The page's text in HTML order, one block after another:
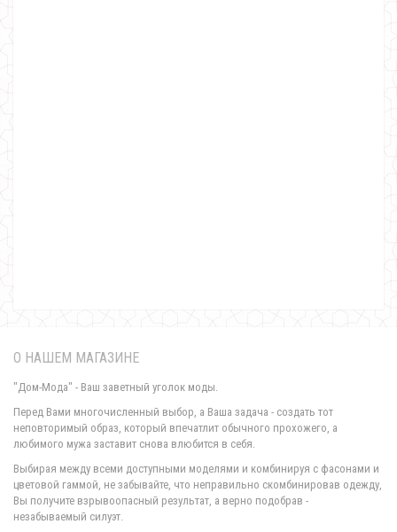
720.00грн.
О НАШЕМ МАГАЗИНЕ
"Дом-Мода" - Ваш заветный уголок моды.
Перед Вами многочисленный выбор, а Ваша задача - создать тот
неповторимый образ, который впечатлит обычного прохожего, а
любимого мужа заставит снова влюбится в себя.
Выбирая между всеми доступными моделями и комбинируя с фасонами и
цветовой гаммой, не забывайте, что неправильно скомбинировав одежду,
Вы получите взрывоопасный результат, а верно подобрав -
незабываемый силуэт.